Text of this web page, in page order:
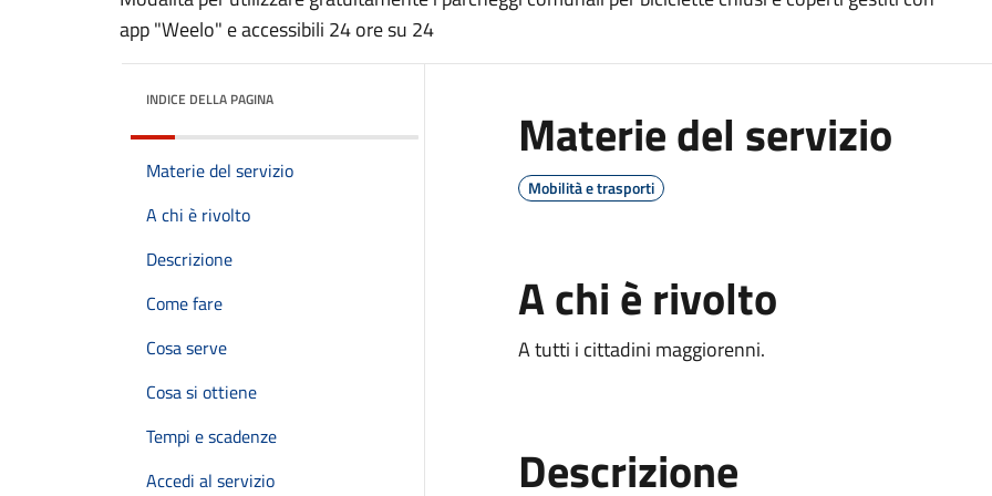
app "Weelo" e accessibili 24 ore su 24
INDICE DELLA PAGINA
Materie del servizio
A chi è rivolto
Descrizione
Come fare
Cosa serve
Cosa si ottiene
Tempi e scadenze
Accedi al servizio
Materie del servizio
Mobilità e trasporti
A chi è rivolto
A tutti i cittadini maggiorenni.
Descrizione